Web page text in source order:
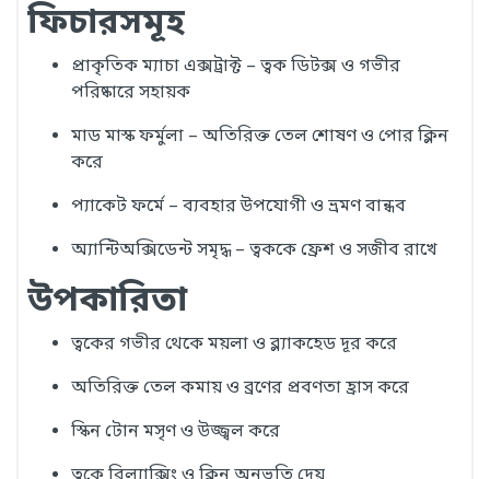
ফিচারসমূহ
প্রাকৃতিক ম্যাচা এক্সট্রাক্ট – ত্বক ডিটক্স ও গভীর
পরিষ্কারে সহায়ক
মাড মাস্ক ফর্মুলা – অতিরিক্ত তেল শোষণ ও পোর ক্লিন
করে
প্যাকেট ফর্মে – ব্যবহার উপযোগী ও ভ্রমণ বান্ধব
অ্যান্টিঅক্সিডেন্ট সমৃদ্ধ – ত্বককে ফ্রেশ ও সজীব রাখে
উপকারিতা
ত্বকের গভীর থেকে ময়লা ও ব্ল্যাকহেড দূর করে
অতিরিক্ত তেল কমায় ও ব্রণের প্রবণতা হ্রাস করে
স্কিন টোন মসৃণ ও উজ্জ্বল করে